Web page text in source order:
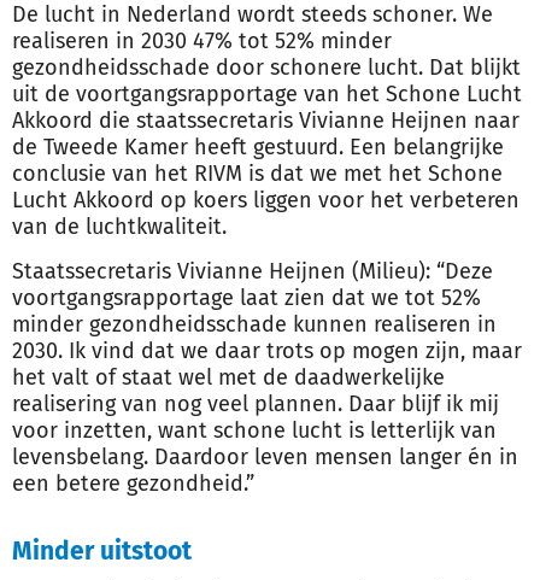
De lucht in Nederland wordt steeds schoner. We
realiseren in 2030 47% tot 52% minder
gezondheidsschade door schonere lucht. Dat blijkt
uit de voortgangsrapportage van het Schone Lucht
Akkoord die staatssecretaris Vivianne Heijnen naar
de Tweede Kamer heeft gestuurd. Een belangrijke
conclusie van het RIVM is dat we met het Schone
Lucht Akkoord op koers liggen voor het verbeteren
van de luchtkwaliteit.
Staatssecretaris Vivianne Heijnen (Milieu): “Deze
voortgangsrapportage laat zien dat we tot 52%
minder gezondheidsschade kunnen realiseren in
2030. Ik vind dat we daar trots op mogen zijn, maar
het valt of staat wel met de daadwerkelijke
realisering van nog veel plannen. Daar blijf ik mij
voor inzetten, want schone lucht is letterlijk van
levensbelang. Daardoor leven mensen langer én in
een betere gezondheid.”
Minder uitstoot